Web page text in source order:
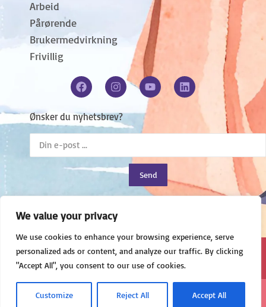
We value your privacy
We use cookies to enhance your browsing experience, serve
personalized ads or content, and analyze our traffic. By clicking
"Accept All", you consent to our use of cookies.
Customize Reject All Accept All
Arbeid
Pårørende
Brukermedvirkning
Frivillig
Ønsker du nyhetsbrev?
Send
PresseVedtekter Samfunnspolitisk plattform 2025-2027 Personvern
Angstforeningen 2025
Enkelte bilder og illustrasjoner på dette nettstedet er laget gjennom kunstig